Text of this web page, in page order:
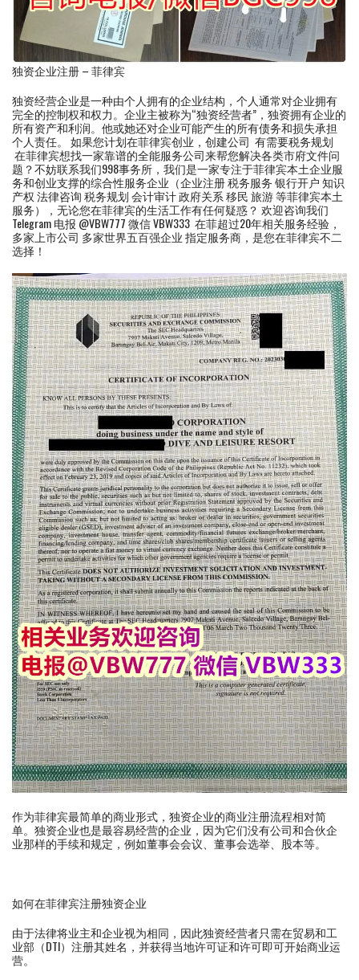
独资企业注册 – 菲律宾
独资经营企业是一种由个人拥有的企业结构，个人通常对企业拥有
完全的控制权和权力。企业主被称为“独资经营者”，独资拥有企业的
所有资产和利润。他或她还对企业可能产生的所有债务和损失承担
个人责任。 如果您计划在菲律宾创业，创建公司 有需要税务规划
在菲律宾想找一家靠谱的全能服务公司来帮您解决各类市府文件问
题？不妨联系我们998事务所，我们是一家专注于菲律宾本土企业服
务和创业支撑的综合性服务企业（企业注册 税务服务 银行开户 知识
产权 法律咨询 税务规划 会计审计 政府关系 移民 旅游 等菲律宾本土
服务），无论您在菲律宾的生活工作有任何疑惑？ 欢迎咨询我们
Telegram 电报 @VBW777 微信 VBW333 在菲超过20年相关服务经验，
多家上市公司 多家世界五百强企业 指定服务商，是您在菲律宾不二
选择！
作为菲律宾最简单的商业形式，独资企业的商业注册流程相对简
单。独资企业也是最容易经营的企业，因为它们没有公司和合伙企
业那样的手续和规定，例如董事会会议、董事会选举、股本等。
如何在菲律宾注册独资企业
由于法律将业主和企业视为相同，因此独资经营者只需在贸易和工
业部（DTI）注册其姓名，并获得当地许可证和许可即可开始商业运
营。